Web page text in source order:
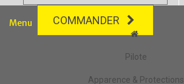
COMMANDER
Menu
Pilote
Apparence & Protections